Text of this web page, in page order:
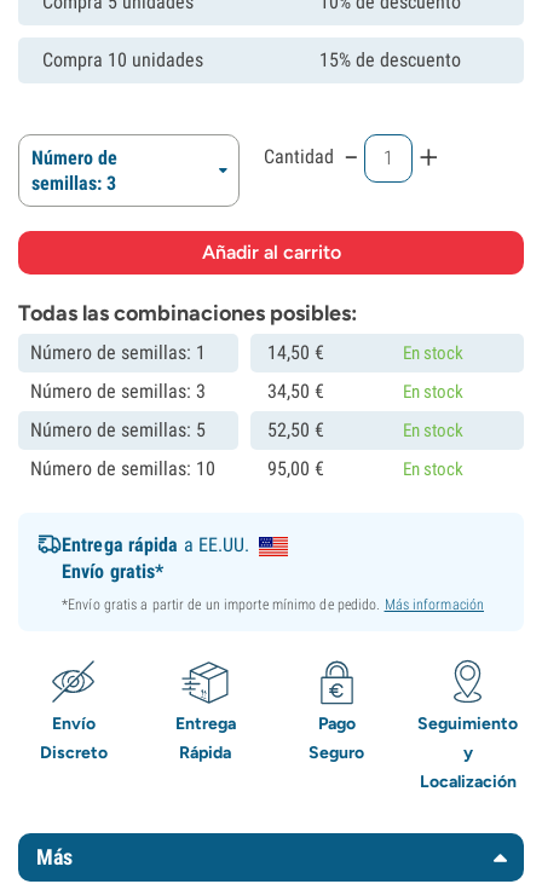
Compra 10 unidades 15% de descuento
Número de
semillas: 3
Cantidad - +
Todas las combinaciones posibles:
Número de semillas: 1 14,50 € En stock
Número de semillas: 3 34,50 € En stock
Número de semillas: 5 52,50 € En stock
Número de semillas: 10 95,00 € En stock
Entrega rápida a EE.UU.
Envío gratis*
*Envío gratis a partir de un importe mínimo de pedido. Más información
Envío
Discreto
Entrega
Rápida
Pago
Seguro
Seguimiento
y
Localización
Más